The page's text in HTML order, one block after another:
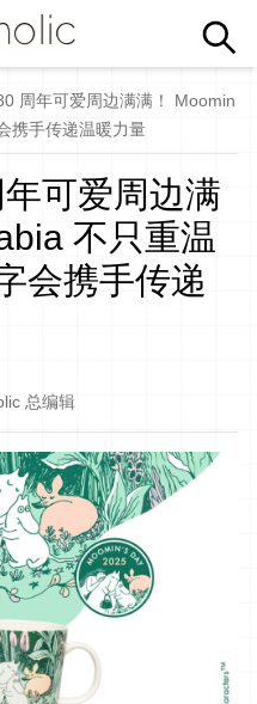
周年可爱周边满满！ Moomin
携手传递温暖力量
可爱周边满
不只重温
会携手传递
总编辑